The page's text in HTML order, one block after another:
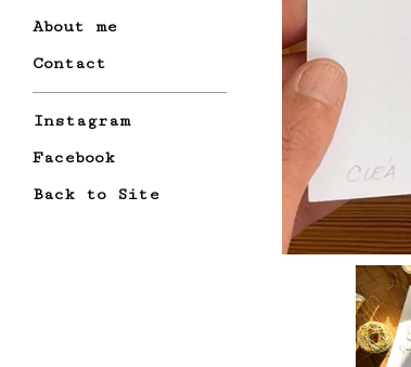
About me
Contact
Instagram
Facebook
Back to Site